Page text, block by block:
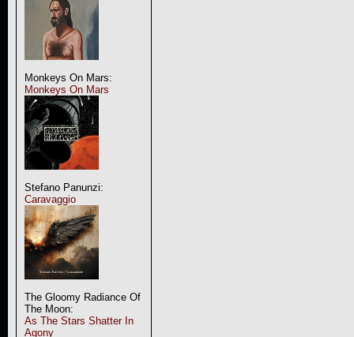
Monkeys On Mars:
Monkeys On Mars
Stefano Panunzi:
Caravaggio
The Gloomy Radiance Of
The Moon:
As The Stars Shatter In
Agony